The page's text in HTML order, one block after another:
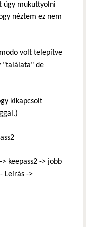
úgy mukuttyolni
néztem ez nem
volt telepítve
"találata" de
kikapcsolt
keepass2 -> jobb
Leírás ->